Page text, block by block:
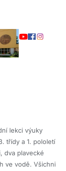
lekci výuky
třídy a 1. pololetí
dva plavecké
ve vodě. Všichni